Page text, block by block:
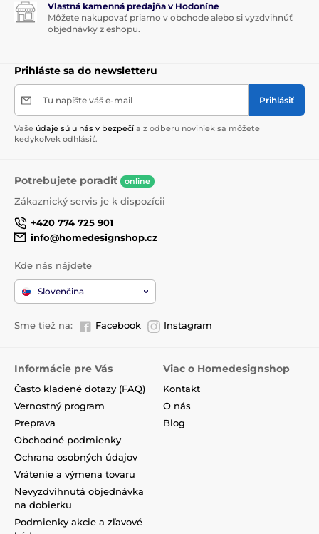
Vlastná kamenná predajňa v Hodoníne
Môžete nakupovať priamo v obchode alebo si vyzdvihnúť
objednávky z eshopu.
Prihláste sa do newsletteru
Tu napíšte váš e-mail Prihlásiť
Vaše údaje sú u nás v bezpečí a z odberu noviniek sa môžete
kedykoľvek odhlásiť.
Potrebujete poradiť online
Zákaznický servis je k dispozícii
+420 774 725 901
info@homedesignshop.cz
Kde nás nájdete
Slovenčina
Sme tiež na: Facebook Instagram
Informácie pre Vás
Často kladené dotazy (FAQ)
Vernostný program
Preprava
Obchodné podmienky
Ochrana osobných údajov
Vrátenie a výmena tovaru
Nevyzdvihnutá objednávka
na dobierku
Podmienky akcie a zľavové
Viac o Homedesignshop
Kontakt
O nás
Blog